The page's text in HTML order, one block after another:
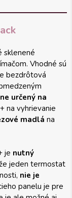
sklenené
Vhodné sú
bezdrôtová
určený na
na vyhrievanie
madlá na
je nutný
jeden termostat
nie je
panelu je pre